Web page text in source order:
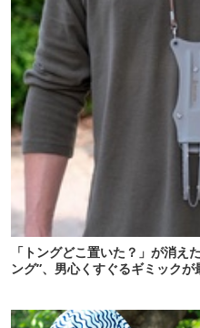
「トングどこ置いた？」が消え
ング”、男心くすぐるギミックが